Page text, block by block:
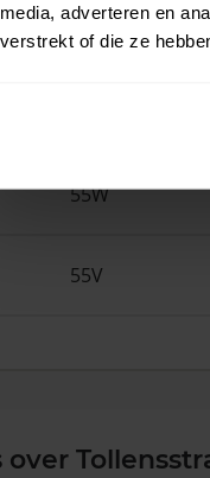
media, adverteren en
verstrekt of die ze
57N
55W
55V